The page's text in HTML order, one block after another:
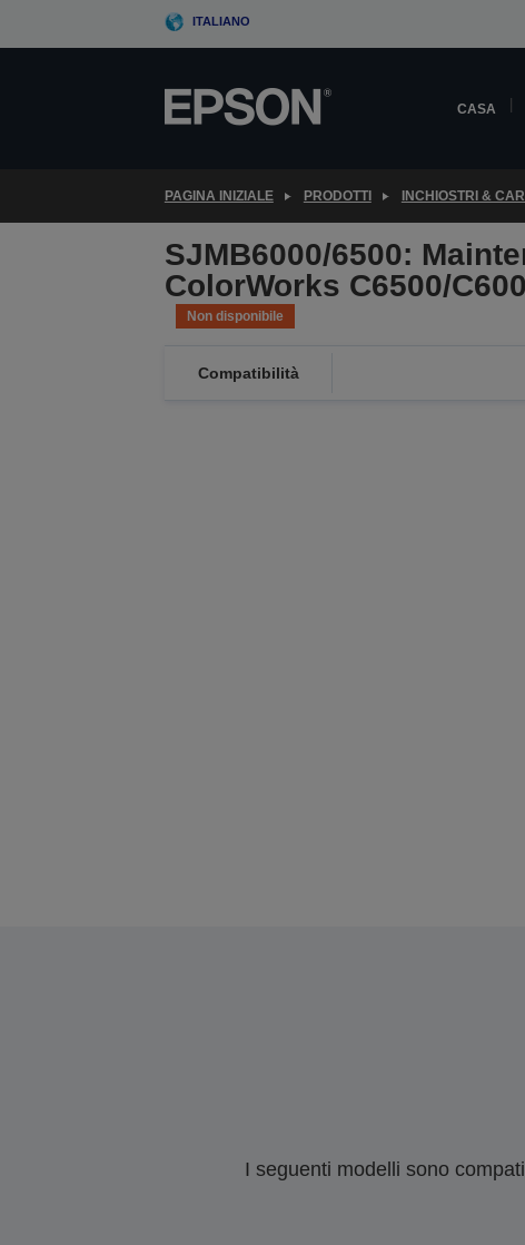
ITALIANO
CASA
PAGINA INIZIALE PRODOTTI INCHIOSTRI &
SJMB6000/6500:
ColorWorks C6500/
Non disponibile
Compatibilità
I seguenti modelli sono